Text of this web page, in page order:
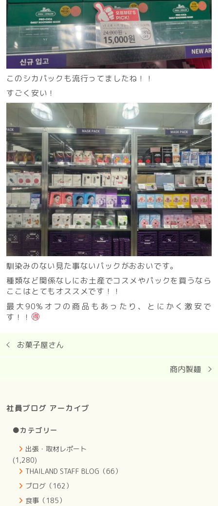
このシカパックも流行ってましたね！！
すごく安い！
馴染みのない見た事ないパックがおおいです。
種類など関係なしにお土産でコスメやパックを買うなら
ここはとてもオススメです！！
最大90%オフの商品もあったり、とにかく激安で
す！！
お菓子屋さん
商内製麺
社員ブログ アーカイブ
●カテゴリー
出張・取材レポート
(1,280)
THAILAND STAFF BLOG（66）
ブログ（162）
食事（185）